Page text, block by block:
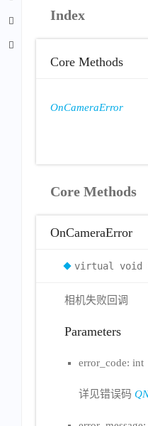
Index
Core Methods
OnCameraError
Core Methods
OnCameraError
virtual void
相机失败回调
Parameters
error_code: int
详见错误码